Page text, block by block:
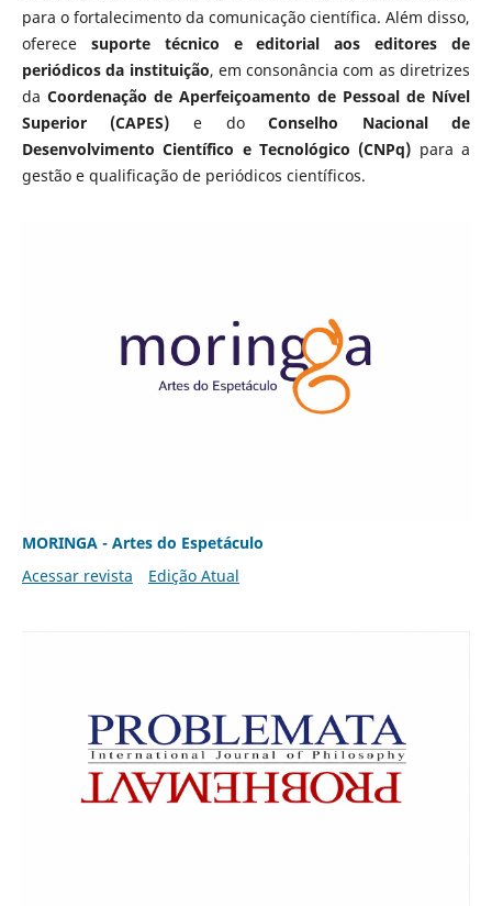
para o fortalecimento da comunicação científica. Além disso,
oferece suporte técnico e editorial aos editores de
periódicos da instituição, em consonância com as diretrizes
da Coordenação de Aperfeiçoamento de Pessoal de Nível
Superior (CAPES) e doConselho Nacional de
Desenvolvimento Científico e Tecnológico (CNPq) para a
gestão e qualificação de periódicos científicos.
MORINGA - Artes do Espetáculo
Acessar revista
Edição Atual